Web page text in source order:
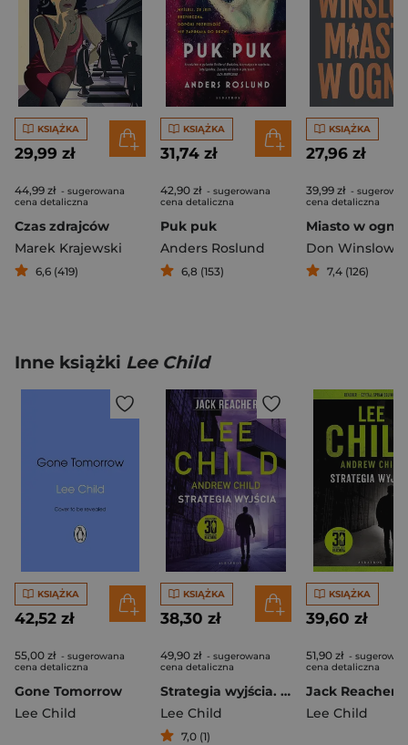
KSIĄŻKA
29,99 zł
44,99 zł - sugerowana
cena detaliczna
Czas zdrajców
Marek Krajewski
6,6 (419)
KSIĄŻKA
31,74 zł
42,90 zł - sugerowana
cena detaliczna
Puk puk
Anders Roslund
6,8 (153)
KSIĄŻKA
27,96 zł
39,99 zł -
cena detaliczna
Miasto w ogniu
Don Winslow
7,4 (126)
Inne książki Lee Child
KSIĄŻKA
42,52 zł
55,00 zł - sugerowana
cena detaliczna
Gone Tomorrow
Lee Child
KSIĄŻKA
38,30 zł
49,90 zł - sugerowana
cena detaliczna
Strategia wyjścia. Jack Reacher
Lee Child
7,0 (1)
KSIĄŻKA
39,60 zł
51,90 zł -
cena detaliczna
Lee Child